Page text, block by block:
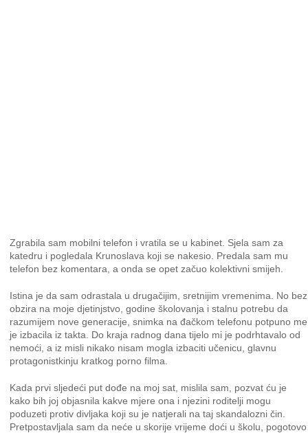
Zgrabila sam mobilni telefon i vratila se u kabinet. Sjela sam za
katedru i pogledala Krunoslava koji se nakesio. Predala sam mu
telefon bez komentara, a onda se opet začuo kolektivni smijeh.
Istina je da sam odrastala u drugačijim, sretnijim vremenima. No bez
obzira na moje djetinjstvo, godine školovanja i stalnu potrebu da
razumijem nove generacije, snimka na đačkom telefonu potpuno me
je izbacila iz takta. Do kraja radnog dana tijelo mi je podrhtavalo od
nemoći, a iz misli nikako nisam mogla izbaciti učenicu, glavnu
protagonistkinju kratkog porno filma.
Kada prvi sljedeći put dođe na moj sat, mislila sam, pozvat ću je
kako bih joj objasnila kakve mjere ona i njezini roditelji mogu
poduzeti protiv divljaka koji su je natjerali na taj skandalozni čin.
Pretpostavljala sam da neće u skorije vrijeme doći u školu, pogotovo